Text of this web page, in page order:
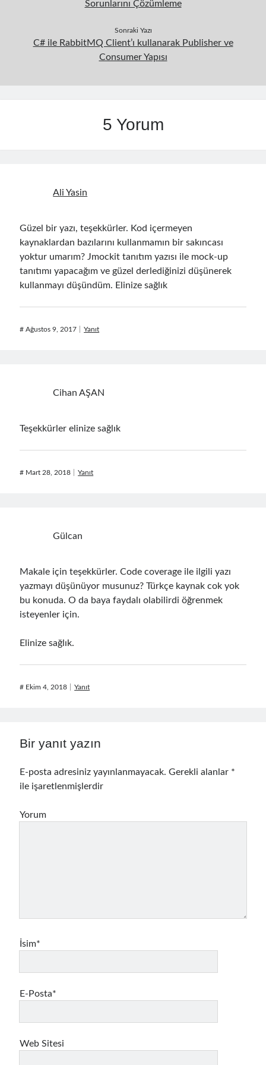
Sorunlarını Çözümleme
Sonraki Yazı
C# ile RabbitMQ Client’ı kullanarak Publisher ve
Consumer Yapısı
5 Yorum
Ali Yasin
Güzel bir yazı, teşekkürler. Kod içermeyen
kaynaklardan bazılarını kullanmamın bir sakıncası
yoktur umarım? Jmockit tanıtım yazısı ile mock-up
tanıtımı yapacağım ve güzel derlediğinizi düşünerek
kullanmayı düşündüm. Elinize sağlık
#Ağustos 9, 2017 Yanıt
Cihan AŞAN
Teşekkürler elinize sağlık
# Mart 28, 2018 Yanıt
Gülcan
Makale için teşekkürler. Code coverage ile ilgili yazı
yazmayı düşünüyor musunuz? Türkçe kaynak cok yok
bu konuda. O da baya faydalı olabilirdi öğrenmek
isteyenler için.
Elinize sağlık.
# Ekim 4, 2018 Yanıt
Bir yanıt yazın
E-posta adresiniz yayınlanmayacak. Gerekli alanlar *
ile işaretlenmişlerdir
Yorum
İsim*
E-Posta*
Web Sitesi